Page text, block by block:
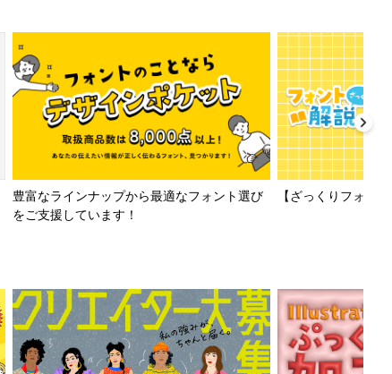
豊富なラインナップから最適なフォント選び
をご支援しています！
【ざっくりフォン